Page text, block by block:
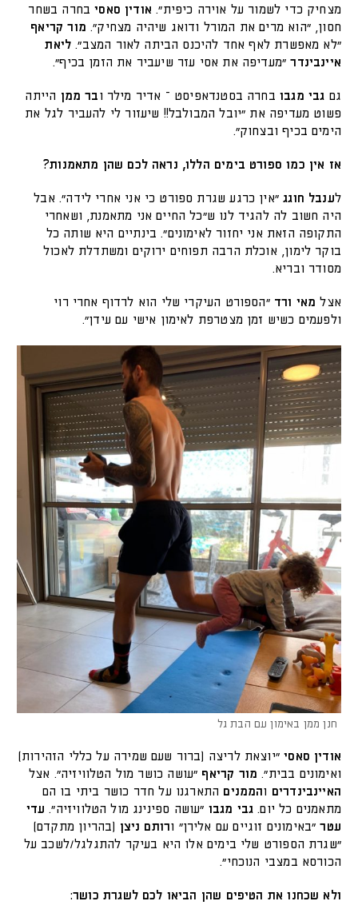
מצחיק כדי לשמור על אוירה כיפית". אודין סאסיבחרה בשחר
חסון, "הוא מרים את המורל ודואג שיהיה מצחיק". מור קריאף
"לא מאפשרת לאף אחד להיכנס הביתה לאור המצב". ליאת
איינבינדר"מעדיפה את אסי עזר שיעביר את הזמן בכיף".
גם גבי מגבו בחרה בסטנדאפיסט – אדיר מילר ובר ממן הייתה
פשוט מעדיפה את "יובל המבולבל!! שיעזור לי להעביר לגל את
הימים בכיף ובצחוק".
אז אין כמו ספורט בימים הללו, נראה לכם שהן מתאמנות?
לענבל חוגג"אין כרגע שגרת ספורט כי אני אחרי לידה". אבל
היה חשוב לה להגיד לנו ש"כל החיים אני מתאמנת, ושאחרי
התקופה הזאת אני יחזור לאימונים". בינתיים היא שותה כל
בוקר לימון, אוכלת הרבה תפוחים ירוקים ומשתדלת לאכול
מסודר ובריא.
אצל מאי ורד "הספורט העיקרי שלי הוא לרדוף אחרי רוי
ולפעמים כשיש זמן מצטרפת לאימון אישי עם עידן".
חנן ממן באימון עם הבת גל
אודין סאסי"יוצאת לריצה (ברור שעם שמירה על כללי הזהירות)
ואימונים בבית". מור קריאף "עושה כושר מול הטלוויזיה". אצל
האיינבינדרים והממנים התארגנו על חדר כושר ביתי בו הם
מתאמנים כל יום. גבי מגבו "עושה ספינינג מול הטלוויזיה". עדי
עטר"באימונים זוגיים עם אלירן" ורותם ניצן (בהריון מתקדם)
"שגרת הספורט שלי בימים אלו היא בעיקר להתגלגל/לשכב על
הכורסא במצבי הנוכחי".
ולא שכחנו את הטיפים שהן הביאו לכם לשגרת כושר: